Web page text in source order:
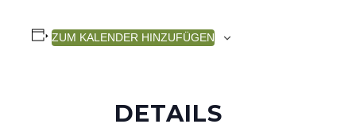
ZUM KALENDER HINZUFÜGEN
DETAILS